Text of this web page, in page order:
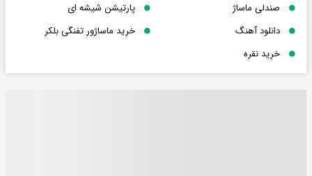
صندلی ماساژ
پارتیشن شیشه ای
دانلود آهنگ
خرید ماساژور تفنگی بلکر
خرید نقره